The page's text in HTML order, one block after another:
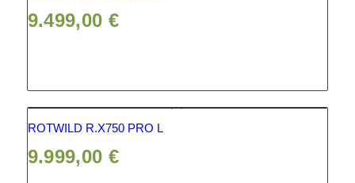
9.499,00 €
ROTWILD R.X750 PRO L
9.999,00 €